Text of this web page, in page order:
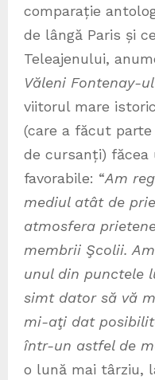
comparație
de lângă Paris și
Teleajenului,
Văleni Fontenay-ul
viitorul mare
(care a făcut
de cursanți) făcea
favorabile: “Am
mediul atât de
atmosfera
membrii Şcolii.
unul din punctele
simt dator să vă
mi-aţi dat
într-un astfel de
o lună mai târziu,